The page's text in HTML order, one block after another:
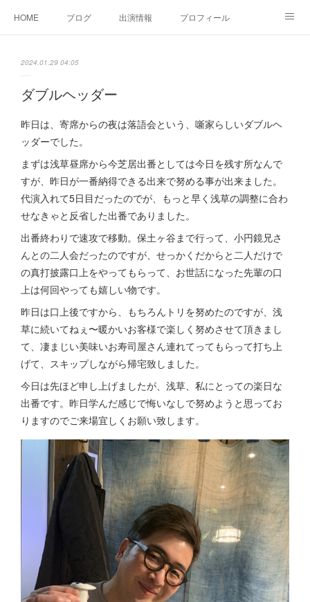
HOME ブログ 出演情報 プロフィール
2024.01.29 04:05
ダブルヘッダー
昨日は、寄席からの夜は落語会という、噺家らしいダブルヘ
ッダーでした。
まずは浅草昼席から今芝居出番としては今日を残す所なんで
すが、昨日が一番納得できる出来で努める事が出来ました。
代演入れて5日目だったのでが、もっと早く浅草の調整に合わ
せなきゃと反省した出番でありました。
出番終わりで速攻で移動。保土ヶ谷まで行って、小円鏡兄さ
んとの二人会だったのですが、せっかくだからと二人だけで
の真打披露口上をやってもらって、お世話になった先輩の口
上は何回やっても嬉しい物です。
昨日は口上後ですから、もちろんトリを努めたのですが、浅
草に続いてねぇ〜暖かいお客様で楽しく努めさせて頂きまし
て、凄まじい美味いお寿司屋さん連れてってもらって打ち上
げて、スキップしながら帰宅致しました。
今日は先ほど申し上げましたが、浅草、私にとっての楽日な
出番です。昨日学んだ感じで悔いなしで努めようと思ってお
りますのでご来場宜しくお願い致します。